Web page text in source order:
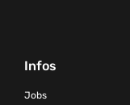
Infos
Jobs